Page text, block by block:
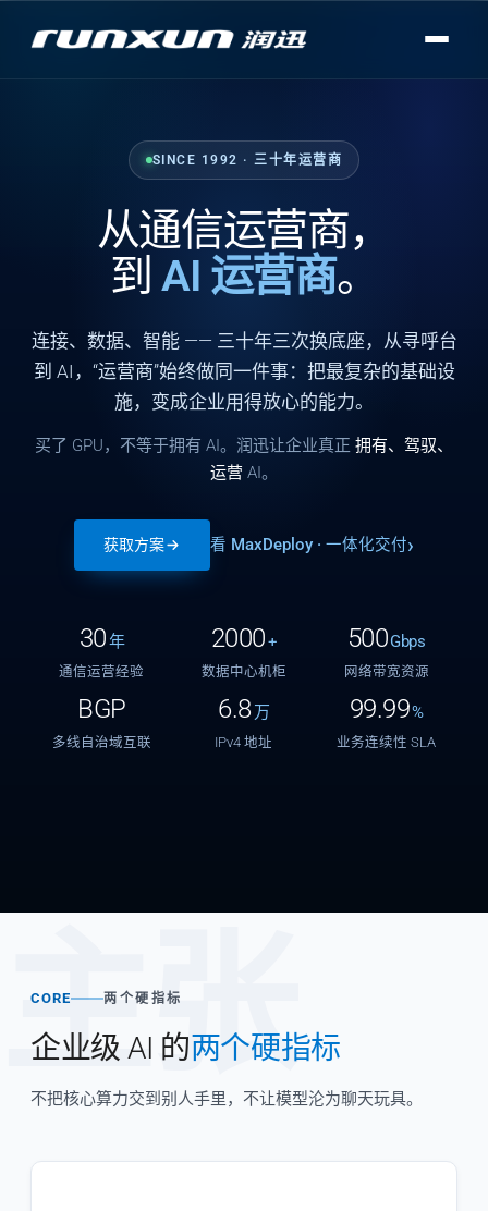
SINCE 1992 · 三十年运营商
从通信运营商，
到 AI 运营商。
连接、 数据、 智能—— 三十年三次换底座，从寻呼台
到 AI，“运营商”始终做同一件事：把最复杂的基础设
施，变成企业用得放心的能力。
买了 GPU，不等于拥有 AI。润迅让企业真正 拥有、驾驭、
运营 AI。
获取方案 看 MaxDeploy · 一体化交付
30年
通信运营经验
2000+
数据中心机柜
500Gbps
网络带宽资源
BGP
多线自治域互联
6.8 万
IPv4 地址
99.99%
业务连续性 SLA
主张
CORE 两个硬指标
企业级 AI 的两个硬指标
不把核心算力交到别人手里，不让模型沦为聊天玩具。